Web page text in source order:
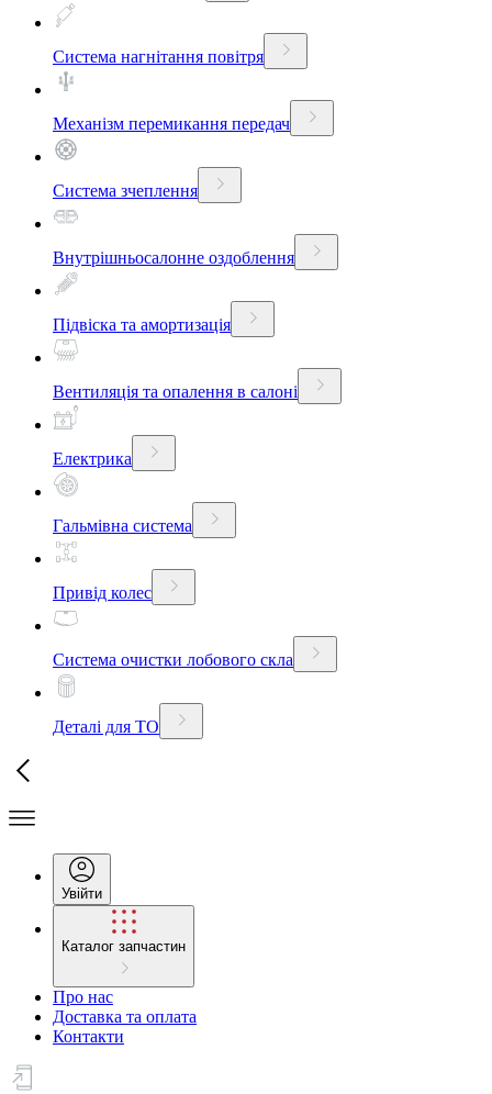
Система нагнітання повітря
Механізм перемикання передач
Система зчеплення
Внутрішньосалонне оздоблення
Підвіска та амортизація
Вентиляція та опалення в салоні
Електрика
Гальмівна система
Привід колес
Система очистки лобового скла
Деталі для ТО
Увійти
Каталог запчастин
Про нас
Доставка та оплата
Контакти